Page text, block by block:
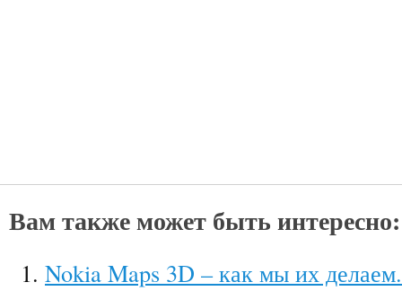
Вам также может быть интересно:
Nokia Maps 3D – как мы их делаем.